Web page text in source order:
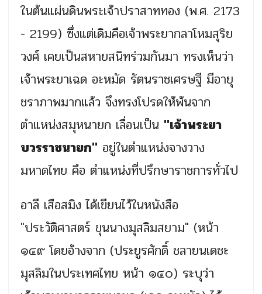
ในต้นแผ่นดินพระเจ้าปราสาททอง (พ.ศ. 2173
- 2199) ซึ่งแต่เดิมคือเจ้าพระยากลาโหมสุริย
วงศ์ เคยเป็นสหายสนิทร่วมกันมา ทรงเห็นว่า
เจ้าพระยาเฉด อะหมัด รัตนราชเศรษฐี มีอายุ
ชราภาพมากแล้ว จึงทรงโปรดให้พ้นจาก
ตำแหน่งสมุหนายก เลื่อนเป็น "เจ้าพระยา
บวรราชนายก" อยู่ในตำแหน่งจางวาง
มหาดไทย คือ ตำแหน่งที่ปรึกษาราชการทั่วไป
อาลี เสือสมิง ได้เขียนไว้ในหนังสือ
"ประวัติศาสตร์ ขุนนางมุสลิมสยาม" (หน้า
๑๔๙ โดยอ้างจาก (ประยูรศักดิ์ ชลายนเดชะ
มุสลิมในประเทศไทย หน้า ๑๔๐) ระบุว่า